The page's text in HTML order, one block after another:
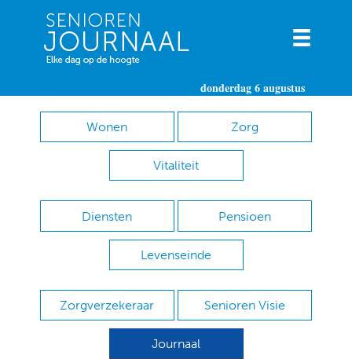
donderdag 6 augustus
Wonen Zorg
Vitaliteit
Diensten Pensioen
Levenseinde
Zorgverzekeraar Senioren Visie
Journaal